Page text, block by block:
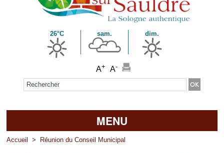
26°C sam. dim.
A+ A-
Formulaire de recherche
MENU
Accueil
Accueil > Réunion du Conseil Municipal